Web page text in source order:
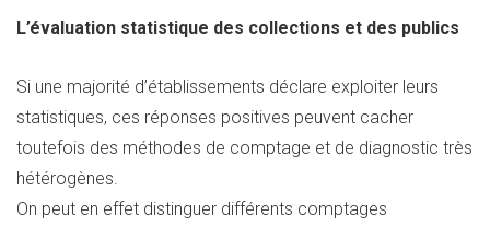
L’évaluation statistique des collections et des publics
Si une majorité d’établissements déclare exploiter leurs
statistiques, ces réponses positives peuvent cacher
toutefois des méthodes de comptage et de diagnostic très
hétérogènes.
On peut en effet distinguer différents comptages